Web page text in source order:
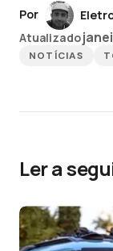
Por
Atualizado
NOTÍCIAS
Ler a